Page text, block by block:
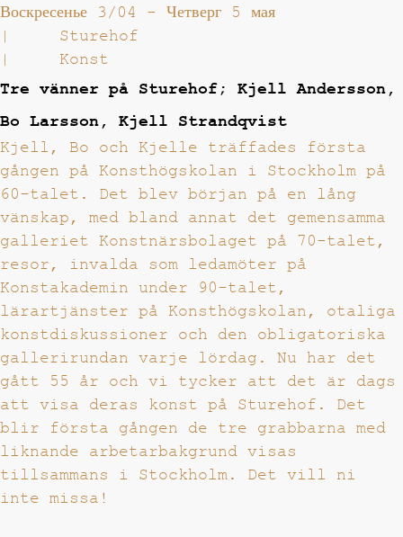
Воскресенье 3/04 - Четверг 5 мая
|
Sturehof
|
Konst
Tre vänner på Sturehof; Kjell Andersson,
Bo Larsson, Kjell Strandqvist
Kjell, Bo och Kjelle träffades första
gången på Konsthögskolan i Stockholm på
60-talet. Det blev början på en lång
vänskap, med bland annat det gemensamma
galleriet Konstnärsbolaget på 70-talet,
resor, invalda som ledamöter på
Konstakademin under 90-talet,
lärartjänster på Konsthögskolan, otaliga
konstdiskussioner och den obligatoriska
gallerirundan varje lördag. Nu har det
gått 55 år och vi tycker att det är dags
att visa deras konst på Sturehof. Det
blir första gången de tre grabbarna med
liknande arbetarbakgrund visas
tillsammans i Stockholm. Det vill ni
inte missa!